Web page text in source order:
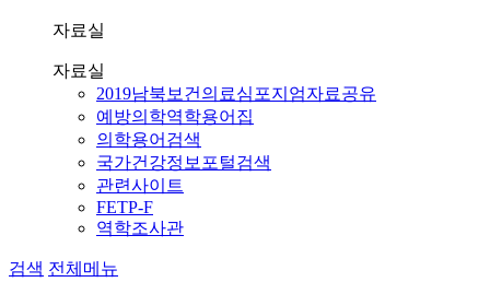
자료실
자료실
2019남북보건의료심포지엄자료공유
예방의학역학용어집
의학용어검색
국가건강정보포털검색
관련사이트
FETP-F
역학조사관
검색 전체메뉴